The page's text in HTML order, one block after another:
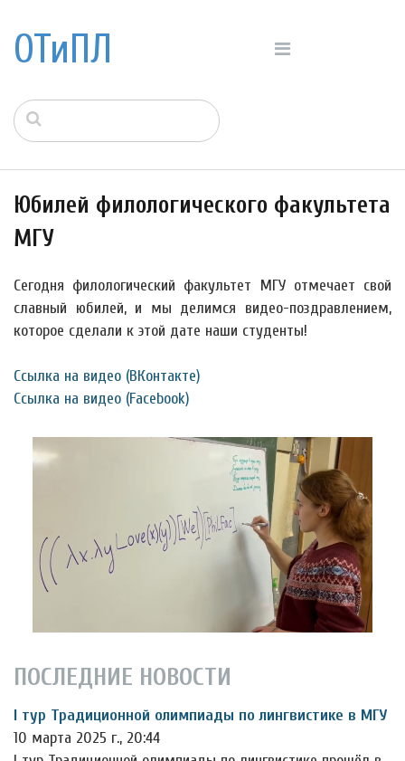
ОТиПЛ
Юбилей филологического факультета
МГУ
Сегодня филологический факультет МГУ отмечает свой
славный юбилей, и мы делимся видео-поздравлением,
которое сделали к этой дате наши студенты!
Ссылка на видео (ВКонтакте)
Ссылка на видео (Facebook)
ПОСЛЕДНИЕ НОВОСТИ
I тур Традиционной олимпиады по лингвистике в МГУ
10 марта 2025 г., 20:44